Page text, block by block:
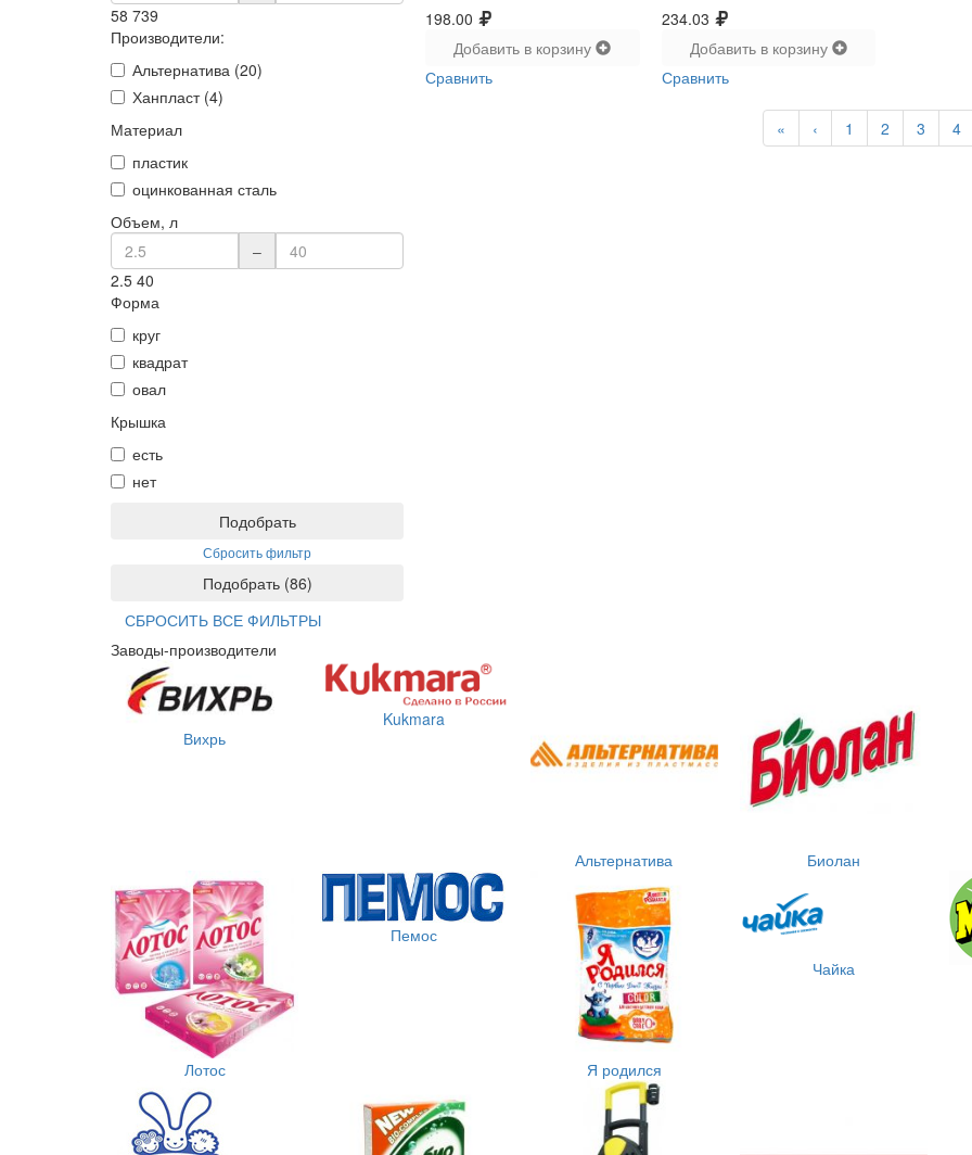
58 739
Производители:
Альтернатива (20)
Ханпласт (4)
Материал
пластик
оцинкованная сталь
Объем, л
–
2.5 40
Форма
круг
квадрат
овал
Крышка
есть
нет
Подобрать
Сбросить фильтр
Подобрать (86)
СБРОСИТЬ ВСЕ ФИЛЬТРЫ
198.00
Добавить в корзину
Сравнить
234.03
Добавить в корзину
Сравнить
« ‹ 1 2 3 4
Заводы-производители
Вихрь
Kukmara
Альтернатива Биолан
Лотос
Пемос
Я родился
Чайка